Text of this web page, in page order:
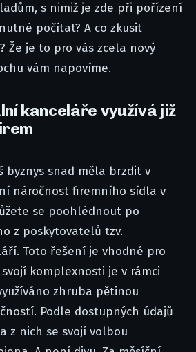
s nimiž je zde při pořízení
počítat? A co zkusit
Že je to pro vás zcela nový
vám napovíme.
kanceláře využívá již
byznys snad měla brzdit v
náročnost firemního sídla v
se poohlédnout po
z poskytovatelů tzv.
Toto řešení je vhodné pro
komplexnosti je v rámci
zhruba pětinou
Podle dostupných údajů
z nich se svojí volbou